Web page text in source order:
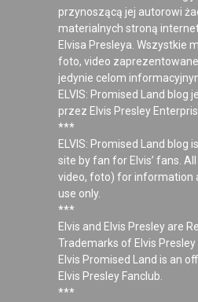
przynoszącą jej autorowi
materialnych stroną
Elvisa Presleya. Wszystkie
foto, video zaprezentowane
jedynie celom
ELVIS: Promised Land blog
przez Elvis Presley
***
ELVIS: Promised Land blog
site by fan for Elvis’ fans.
video, foto) for information
use only.
***
Elvis and Elvis Presley are
Trademarks of Elvis Presley
Elvis Promised Land is an
Elvis Presley Fanclub.
***